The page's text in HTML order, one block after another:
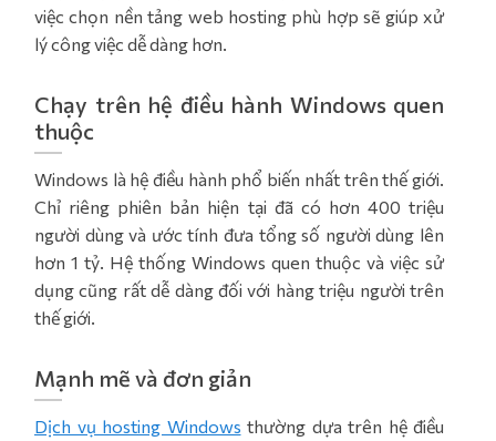
việc chọn nền tảng web hosting phù hợp sẽ giúp xử
lý công việc dễ dàng hơn.
Chạy trên hệ điều hành Windows quen
thuộc
Windows là hệ điều hành phổ biến nhất trên thế giới.
Chỉ riêng phiên bản hiện tại đã có hơn 400 triệu
người dùng và ước tính đưa tổng số người dùng lên
hơn 1 tỷ. Hệ thống Windows quen thuộc và việc sử
dụng cũng rất dễ dàng đối với hàng triệu người trên
thế giới.
Mạnh mẽ và đơn giản
Dịch vụ hosting Windows thường dựa trên hệ điều